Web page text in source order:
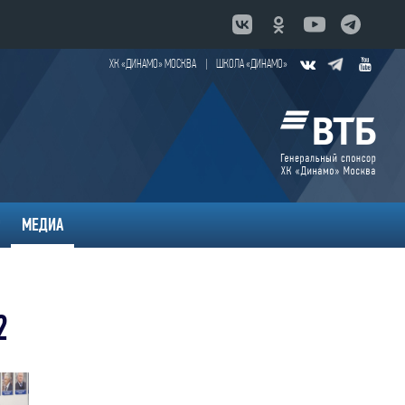
ХК «ДИНАМО» МОСКВА ШКОЛА «ДИНАМО»
МЕДИА